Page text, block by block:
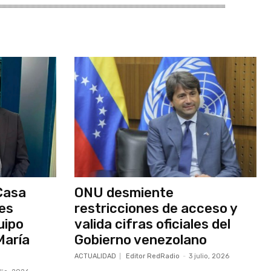
ONU desmiente
restricciones de acceso y
valida cifras oficiales del
Gobierno venezolano
ACTUALIDAD Editor RedRadio - 3 julio, 2026